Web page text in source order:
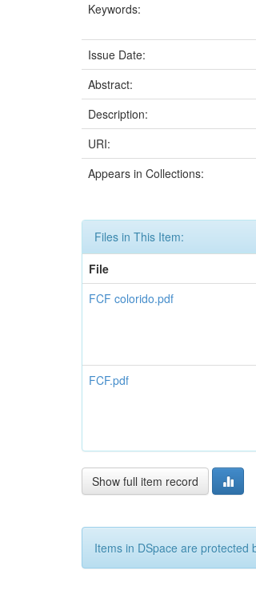
Keywords:
Issue Date:
Abstract:
Description:
URI:
Appears in Collections:
Files in This Item:
File
FCF colorido.pdf
FCF.pdf
Show full item record
Items in DSpace are protected